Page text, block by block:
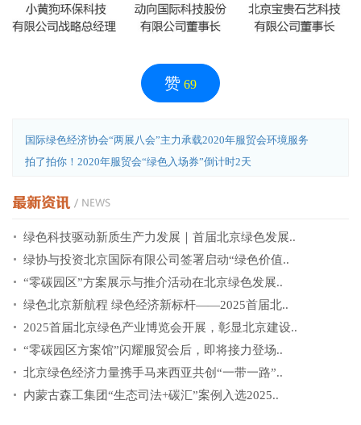
赞 69
国际绿色经济协会“两展八会”主力承载2020年服贸会环境服务
拍了拍你！2020年服贸会“绿色入场券”倒计时2天
绿色科技驱动新质生产力发展｜首届北京绿色发展..
绿协与投资北京国际有限公司签署启动“绿色价值..
“零碳园区”方案展示与推介活动在北京绿色发展..
绿色北京新航程 绿色经济新标杆——2025首届北..
2025首届北京绿色产业博览会开展，彰显北京建设..
“零碳园区方案馆”闪耀服贸会后，即将接力登场..
北京绿色经济力量携手马来西亚共创“一带一路”..
内蒙古森工集团“生态司法+碳汇”案例入选2025..